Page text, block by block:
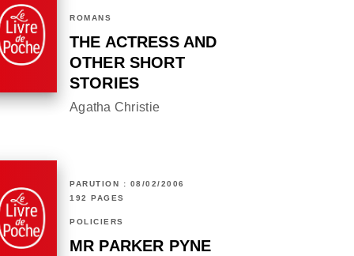
ROMANS
THE ACTRESS AND
OTHER SHORT
STORIES
Agatha Christie
PARUTION : 08/02/2006
192 PAGES
POLICIERS
MR PARKER PYNE